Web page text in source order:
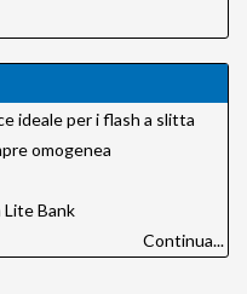
ideale per i flash a slitta
omogenea
Bank
Continua...